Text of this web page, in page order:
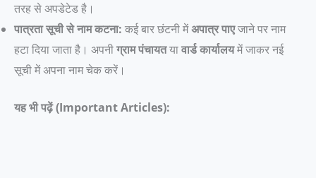
तरह से अपडेटेड है।
पात्रता सूची से नाम कटना: कई बार छंटनी मेंअपात्र पाएजाने पर नाम
हटा दिया जाता है। अपनीग्राम पंचायतयावार्ड कार्यालयमें जाकर नई
सूची में अपना नाम चेक करें।
यह भी पढ़ें (Important Articles):